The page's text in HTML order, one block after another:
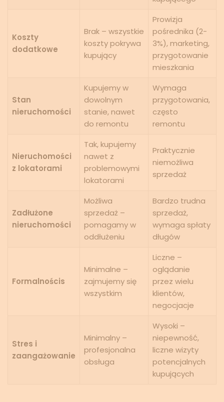
Koszty
dodatkowe
Brak – wszystkie
koszty pokrywa
kupujący
Prowizja
pośrednika (2-
3%), marketing,
przygotowanie
mieszkania
Stan
nieruchomości
Kupujemy w
dowolnym
stanie, nawet
do remontu
Wymaga
przygotowania,
często
remontu
Nieruchomości
z lokatorami
Tak, kupujemy
nawet z
problemowymi
lokatorami
Praktycznie
niemożliwa
sprzedaż
Zadłużone
nieruchomości
Możliwa
sprzedaż –
pomagamy w
oddłużeniu
Bardzo trudna
sprzedaż,
wymaga spłaty
długów
Formalnościs
Minimalne –
zajmujemy się
wszystkim
Liczne –
oglądanie
przez wielu
klientów,
negocjacje
Stres i
zaangażowanie
Minimalny –
profesjonalna
obsługa
Wysoki –
niepewność,
liczne wizyty
potencjalnych
kupujących